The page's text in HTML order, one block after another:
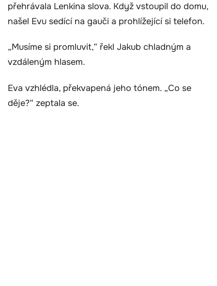
přehrávala Lenkina slova. Když vstoupil do domu,
našel Evu sedící na gauči a prohlížející si telefon.
„Musíme si promluvit,“ řekl Jakub chladným a
vzdáleným hlasem.
Eva vzhlédla, překvapená jeho tónem. „Co se
děje?“ zeptala se.